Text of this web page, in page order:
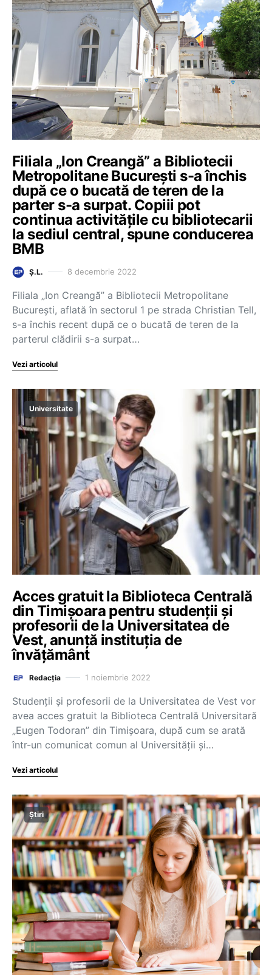
Filiala „Ion Creangă” a Bibliotecii
Metropolitane București s-a închis
după ce o bucată de teren de la
parter s-a surpat. Copiii pot
continua activitățile cu bibliotecarii
la sediul central, spune conducerea
BMB
Ș.L. 8 decembrie 2022
Filiala „Ion Creangă” a Bibliotecii Metropolitane
București, aflată în sectorul 1 pe strada Christian Tell,
s-a închis recent după ce o bucată de teren de la
parterul clădirii s-a surpat…
Vezi articolul
Universitate
Acces gratuit la Biblioteca Centrală
din Timișoara pentru studenții și
profesorii de la Universitatea de
Vest, anunță instituția de
învățământ
Redacția 1 noiembrie 2022
Studenții și profesorii de la Universitatea de Vest vor
avea acces gratuit la Biblioteca Centrală Universitară
„Eugen Todoran” din Timișoara, după cum se arată
într-un comunicat comun al Universității și…
Vezi articolul
Știri